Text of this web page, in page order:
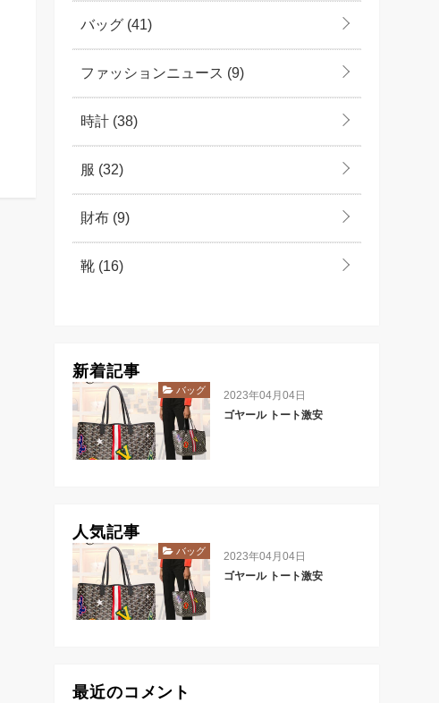
バッグ (41)
ファッションニュース (9)
時計 (38)
服 (32)
財布 (9)
靴 (16)
新着記事
バッグ
2023年04月04日
ゴヤール トート激安
人気記事
バッグ
2023年04月04日
ゴヤール トート激安
最近のコメント